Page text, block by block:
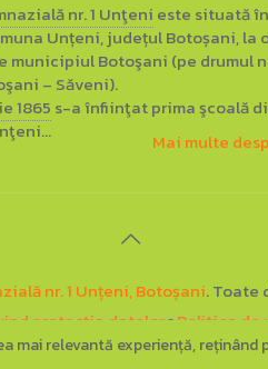
nr. 1 Unţeni este situată
Unțeni, județul Botoșani, la
municipiul Botoşani (pe drumul
– Săveni).
1865 s-a înfiinţat prima şcoală
Mai multe
nr. 1 Unțeni, Botoșani. Toate
protecția datelor▪Politica de
mai relevantă experiență, reținând